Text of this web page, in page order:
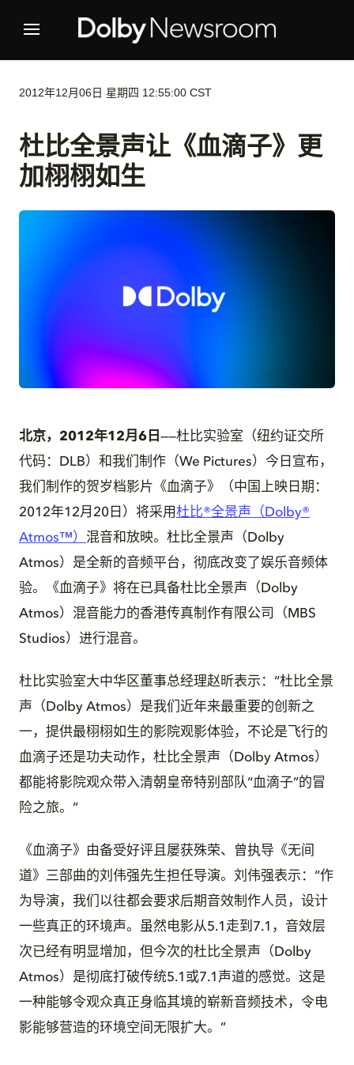
2012年12月06日 星期四 12:55:00 CST
杜比全景声让《血滴子》更
加栩栩如生
北京，2012年12月6日 ——杜比实验室（纽约证交所
代码：DLB）和我们制作（We Pictures）今日宣布，
我们制作的贺岁档影片《血滴子》（中国上映日期：
2012年12月20日）将采用杜比®全景声（Dolby®
Atmos™） 混音和放映。杜比全景声（Dolby
Atmos）是全新的音频平台，彻底改变了娱乐音频体
验。《血滴子》将在已具备杜比全景声（Dolby
Atmos）混音能力的香港传真制作有限公司（MBS
Studios）进行混音。
杜比实验室大中华区董事总经理赵昕表示：“杜比全景
声（Dolby Atmos）是我们近年来最重要的创新之
一，提供最栩栩如生的影院观影体验，不论是飞行的
血滴子还是功夫动作，杜比全景声（Dolby Atmos）
都能将影院观众带入清朝皇帝特别部队“血滴子”的冒
险之旅。”
《血滴子》由备受好评且屡获殊荣、曾执导《无间
道》三部曲的刘伟强先生担任导演。刘伟强表示：“作
为导演，我们以往都会要求后期音效制作人员，设计
一些真正的环境声。虽然电影从5.1走到7.1，音效层
次已经有明显增加，但今次的杜比全景声（Dolby
Atmos）是彻底打破传统5.1或7.1声道的感觉。这是
一种能够令观众真正身临其境的崭新音频技术，令电
影能够营造的环境空间无限扩大。”